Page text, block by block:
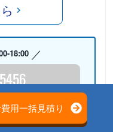
18:00